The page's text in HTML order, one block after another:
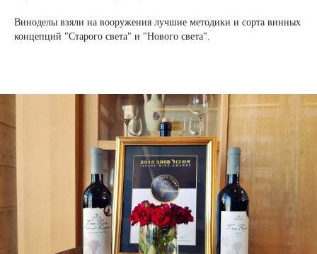
Виноделы взяли на вооружения лучшие методики и сорта винных
концепций "Старого света" и "Нового света".